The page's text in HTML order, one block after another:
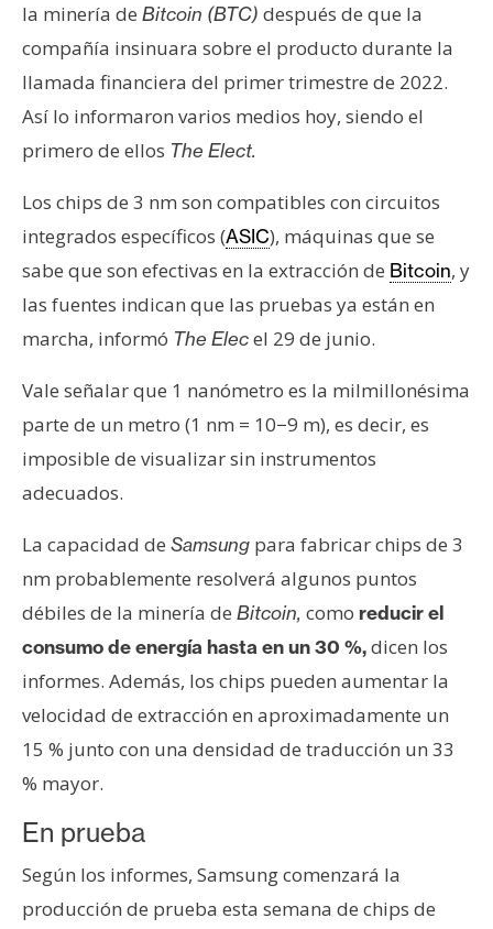
A
n
á
l
i
i
s
N
o
a
s
e
P
e
n
s
T
e
a
s
R
la minería de Bitcoin (BTC) después de que la
compañía insinuara sobre el producto durante la
llamada financiera del primer trimestre de 2022.
Así lo informaron varios medios hoy, siendo el
primero de ellos The Elect.
Los chips de 3 nm son compatibles con circuitos
integrados específicos (ASIC), máquinas que se
sabe que son efectivas en la extracción de Bitcoin, y
las fuentes indican que las pruebas ya están en
marcha, informó The Elecel 29 de junio.
Vale señalar que 1 nanómetro es la milmillonésima
parte de un metro (1 nm = 10−9 m), es decir, es
imposible de visualizar sin instrumentos
adecuados.
La capacidad de Samsung para fabricar chips de 3
nm probablemente resolverá algunos puntos
débiles de la minería de Bitcoin, como reducir el
consumo de energía hasta en un 30 %,dicen los
informes. Además, los chips pueden aumentar la
velocidad de extracción en aproximadamente un
15 % junto con una densidad de traducción un 33
% mayor.
En prueba
Según los informes, Samsung comenzará la
producción de prueba esta semana de chips de